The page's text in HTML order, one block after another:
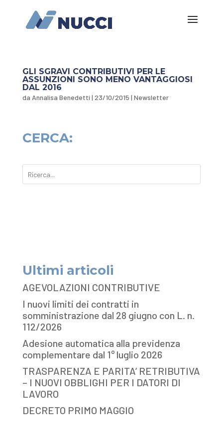
GLI SGRAVI CONTRIBUTIVI PER LE
ASSUNZIONI SONO MENO VANTAGGIOSI
DAL 2016
da Annalisa Benedetti | 23/10/2015 | Newsletter
CERCA:
Ultimi articoli
AGEVOLAZIONI CONTRIBUTIVE
I nuovi limiti dei contratti in
somministrazione dal 28 giugno con L. n.
112/2026
Adesione automatica alla previdenza
complementare dal 1° luglio 2026
TRASPARENZA E PARITA’ RETRIBUTIVA
– I NUOVI OBBLIGHI PER I DATORI DI
LAVORO
DECRETO PRIMO MAGGIO